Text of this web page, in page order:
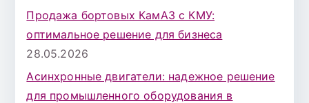
Продажа бортовых КамАЗ с КМУ:
оптимальное решение для бизнеса
28.05.2026
Асинхронные двигатели: надежное решение
для промышленного оборудования в